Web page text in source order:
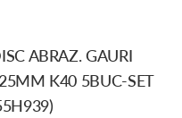
ABRAZ. GAURI
K40 5BUC-SET